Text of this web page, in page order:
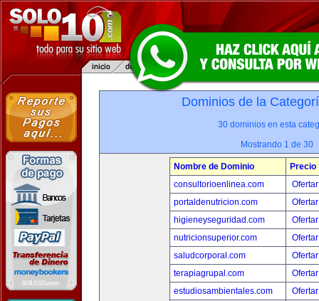
Dominios de la
30 dominios en esta
Mostrando 1 de 30
Nombre de Dominio
Precio
consultorioenlinea.com
portaldenutricion.com
higieneyseguridad.com
nutricionsuperior.com
saludcorporal.com
terapiagrupal.com
estudiosambientales.com